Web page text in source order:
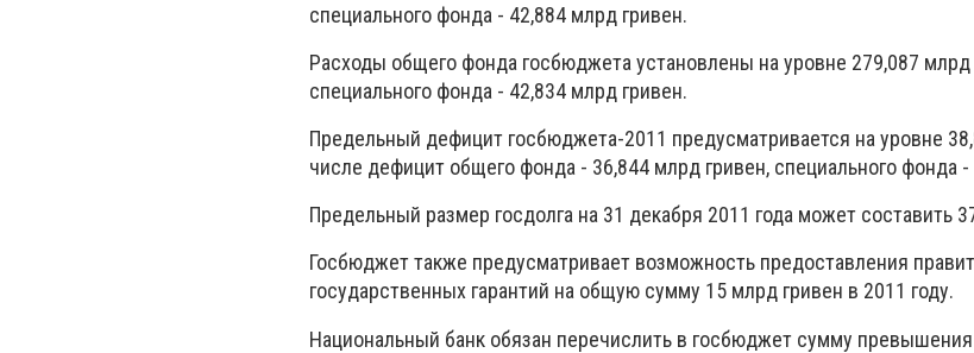
специального фонда - 42,884 млрд гривен.
Расходы общего фонда госбюджета установлены на уровне 279,087 млрд
специального фонда - 42,834 млрд гривен.
Предельный дефицит госбюджета-2011 предусматривается на уровне
числе дефицит общего фонда - 36,844 млрд гривен, специального фонда
Предельный размер госдолга на 31 декабря 2011 года может составить
Госбюджет также предусматривает возможность предоставления
государственных гарантий на общую сумму 15 млрд гривен в 2011 году.
Национальный банк обязан перечислить в госбюджет сумму